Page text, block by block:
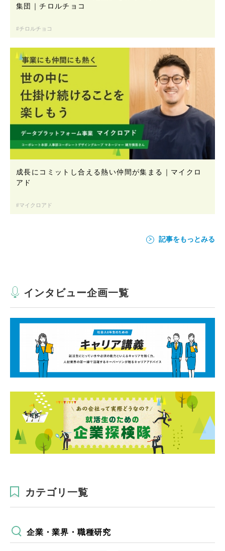
集団｜チロルチョコ
チロルチョコ
成長にコミットし合える熱い仲間が集まる｜マイクロ
アド
マイクロアド
記事をもっとみる
インタビュー企画一覧
カテゴリ一覧
企業・業界・職種研究